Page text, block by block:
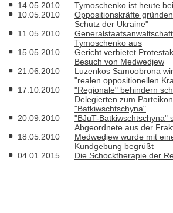
14.05.2010
Tymoschenko ist heute
10.05.2010
Oppositionskräfte
Schutz der Ukraine"
11.05.2010
Tymoschenko aus
15.05.2010
Gericht verbietet
Besuch von Medwedjew
21.06.2010
Luzenkos Samoobrona
"realen oppositionellen
17.10.2010
"Regionale" behindern
Delegierten zum
"Batkiwschtschyna"
20.09.2010
"BJuT-Batkiwschtschyna"
Abgeordnete aus der
18.05.2010
Medwedjew wurde mit
Kundgebung begrüßt
04.01.2015
Die Schocktherapie der